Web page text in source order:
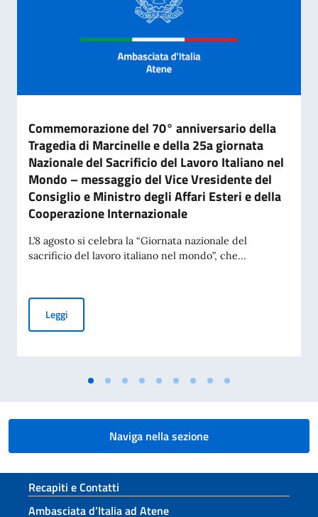
Commemorazione del 70° anniversario della
Tragedia di Marcinelle e della 25a giornata
Nazionale del Sacrificio del Lavoro Italiano nel
Mondo – messaggio del Vice Vresidente del
Consiglio e Ministro degli Affari Esteri e della
Cooperazione Internazionale
L’8 agosto si celebra la “Giornata nazionale del
sacrificio del lavoro italiano nel mondo”, che...
LeggiCommemorazione del 70° anniversario della Tragedia di
Naviga nella sezione
Sezione footer
Recapiti e Contatti
Ambasciata d’Italia ad Atene